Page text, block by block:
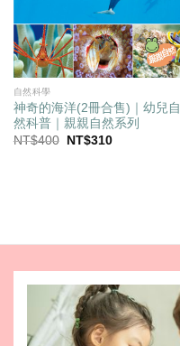
自然科學
神奇的海洋(2冊合售)｜幼兒自
然科普｜親親自然系列
NT$400
原
NT$310目